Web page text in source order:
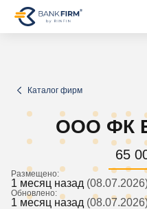
Каталог фирм
ООО ФК
65
Размещено:
1 месяц назад
Обновлено:
1 месяц назад